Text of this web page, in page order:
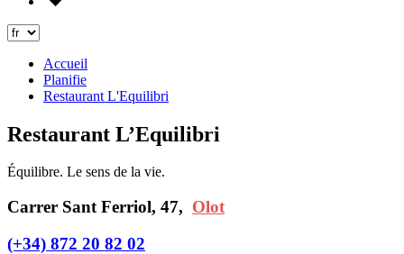
Accueil
Planifie
Restaurant L'Equilibri
Restaurant L’Equilibri
Équilibre. Le sens de la vie.
Carrer Sant Ferriol, 47, Olot
(+34) 872 20 82 02